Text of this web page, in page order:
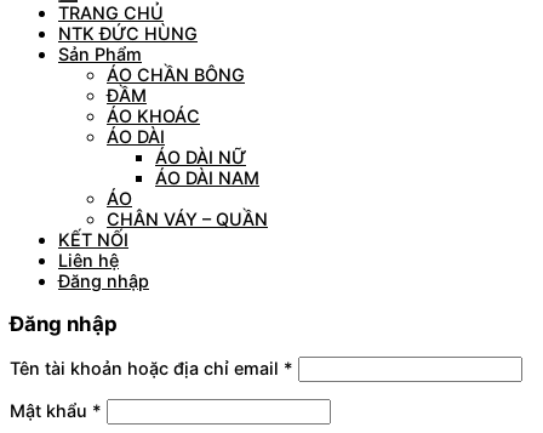
TRANG CHỦ
NTK ĐỨC HÙNG
Sản Phẩm
ÁO CHẦN BÔNG
ĐẦM
ÁO KHOÁC
ÁO DÀI
ÁO DÀI NỮ
ÁO DÀI NAM
ÁO
CHÂN VÁY – QUẦN
KẾT NỐI
Liên hệ
Đăng nhập
Đăng nhập
Tên tài khoản hoặc địa chỉ email *
Mật khẩu *